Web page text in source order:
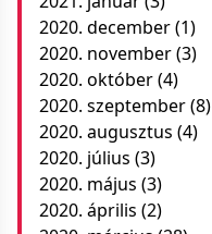
2020. december(1)
2020. november(3)
2020. október(4)
2020. szeptember(8)
2020. augusztus (4)
2020. július (3)
2020. május (3)
2020. április (2)